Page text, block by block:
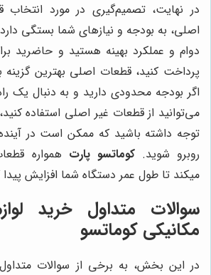
در نهایت، تصمیم‌گیری در مورد
اصلی، به بودجه و نیازهای شما بستگی
دوام و عملکرد بهینه هستید و حاضرید
پرداخت کنید، قطعات اصلی بهترین گزینه
اگر بودجه محدودی دارید و به دنبال یک
می‌توانید از قطعات غیر اصلی استفاده
توجه داشته باشید که ممکن است در
روبرو شوید.کوماتسو پارت همواره
میکند تا طول عمر دستگاه شما افزایش پیدا
سوالات متداول خرید
مکانیکی کوماتسو
در این بخش، به برخی از سوالات